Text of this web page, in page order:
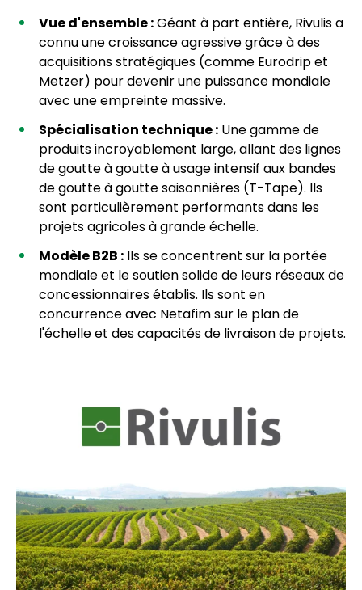
Vue d'ensemble :Géant à part entière, Rivulis a
connu une croissance agressive grâce à des
acquisitions stratégiques (comme Eurodrip et
Metzer) pour devenir une puissance mondiale
avec une empreinte massive.
Spécialisation technique : Une gamme de
produits incroyablement large, allant des lignes
de goutte à goutte à usage intensif aux bandes
de goutte à goutte saisonnières (T-Tape). Ils
sont particulièrement performants dans les
projets agricoles à grande échelle.
Modèle B2B : Ils se concentrent sur la portée
mondiale et le soutien solide de leurs réseaux de
concessionnaires établis. Ils sont en
concurrence avec Netafim sur le plan de
l'échelle et des capacités de livraison de projets.